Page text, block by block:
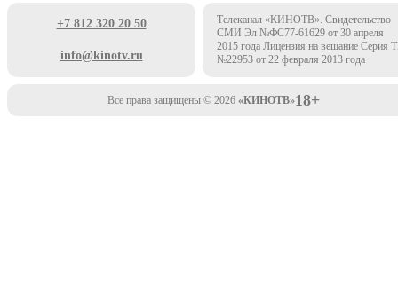
+7 812 320 20 50
info@kinotv.ru
Телеканал «КИНОТВ». Свидетельство
СМИ Эл №ФС77-61629 от 30 апреля
2015 года Лицензия на вещание Серия
№22953 от 22 февраля 2013 года
Все права защищены © 2026 «КИНОТВ»18+